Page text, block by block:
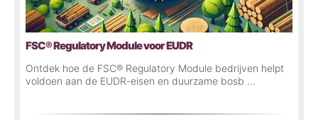
FSC® Regulatory Module voor EUDR
Ontdek hoe de FSC® Regulatory Module bedrijven helpt
voldoen aan de EUDR-eisen en duurzame bosb ...